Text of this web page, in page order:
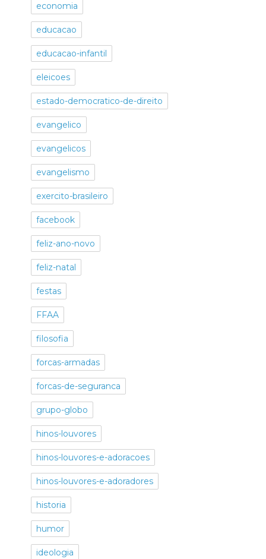
economia
educacao
educacao-infantil
eleicoes
estado-democratico-de-direito
evangelico
evangelicos
evangelismo
exercito-brasileiro
facebook
feliz-ano-novo
feliz-natal
festas
FFAA
filosofia
forcas-armadas
forcas-de-seguranca
grupo-globo
hinos-louvores
hinos-louvores-e-adoracoes
hinos-louvores-e-adoradores
historia
humor
ideologia